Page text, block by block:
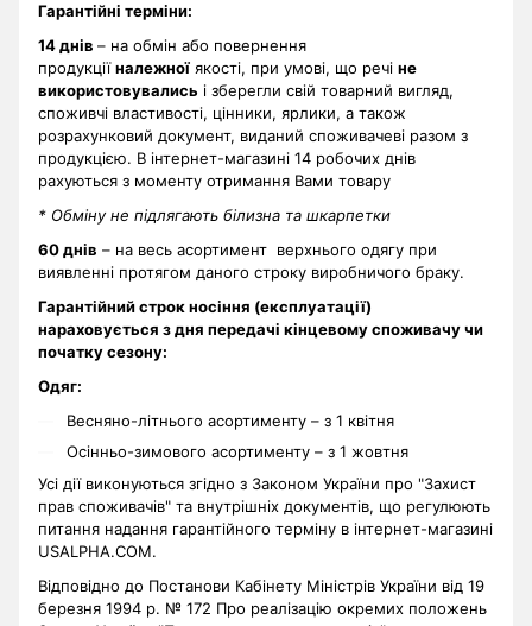
Гарантійні терміни:
14 днів – на обмін або повернення
продукціїналежної якості, при умові, що речі не
використовувались і зберегли свій товарний вигляд,
споживчі властивості, цінники, ярлики, а також
розрахунковий документ, виданий споживачеві разом з
продукцією. В інтернет-магазині 14 робочих днів
рахуються з моменту отримання Вами товару
* Обміну не підлягають білизна та шкарпетки
60 днів – на весь асортимент верхнього одягу при
виявленні протягом даного строку виробничого браку.
Гарантійний строк носіння (експлуатації)
нараховується з дня передачі кінцевому споживачу чи
початку сезону:
Одяг:
Весняно-літнього асортименту – з 1 квітня
Осінньо-зимового асортименту – з 1 жовтня
Усі дії виконуються згідно з Законом України про "Захист
прав споживачів" та внутрішніх документів, що регулюють
питання надання гарантійного терміну в інтернет-магазині
USALPHA.COM.
Відповідно до Постанови Кабінету Міністрів України від 19
березня 1994 р. № 172 Про реалізацію окремих положень